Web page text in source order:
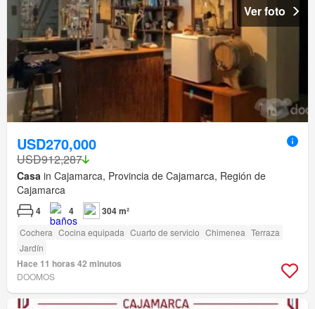
Ver foto
USD270,000
USD912,287
Casa in Cajamarca, Provincia de Cajamarca, Región de
Cajamarca
4 4 304 m²
Cochera Cocina equipada Cuarto de servicio Chimenea Terraza
Jardín
Hace 11 horas 42 minutos
DOOMOS